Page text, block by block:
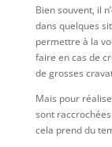
Bien souvent, il
dans quelques
permettre à la
faire en cas de
de grosses
Mais pour
sont
cela prend du